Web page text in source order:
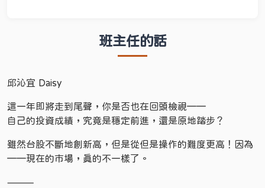
班主任的話
邱沁宜 Daisy
這一年即將走到尾聲，你是否也在回頭檢視——
自己的投資成績，究竟是穩定前進，還是原地踏步？
雖然台股不斷地創新高，但是從但是操作的難度更高！因為
——現在的市場，真的不一樣了。
⸻